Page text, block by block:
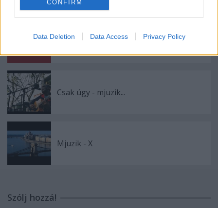
CONFIRM
Data Deletion Data Access Privacy Policy
Jelentés egy "félidős győzelemről" a
kétkedőknek, meg azoknak is, akik
Csak úgy - mjuzik...
Mjuzik - X
Szólj hozzá!